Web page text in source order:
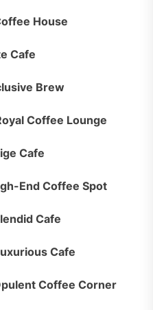
House
Cafe
Brew
Coffee Lounge
Cafe
End Coffee Spot
Cafe
Cafe
Coffee Corner